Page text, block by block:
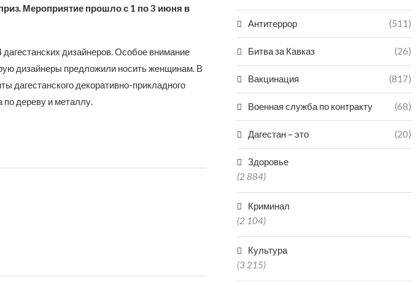
Мероприятие прошло с 1 по 3 июня в
дизайнеров. Особое внимание
дизайнеры предложили носить женщинам. В
дагестанского декоративно-прикладного
по дереву и металлу.
Антитеррор (511)
Битва за Кавказ (26)
Вакцинация (817)
Военная служба по контракту (68)
Дагестан – это (20)
Здоровье
(2 884)
Криминал
(2 104)
Культура
(3 215)